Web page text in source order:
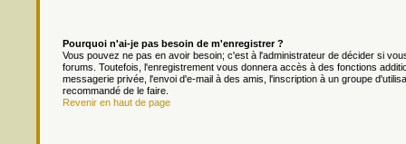
Pourquoi n'ai-je pas besoin de m'enregistrer ?
Vous pouvez ne pas en avoir besoin; c'est à l'administrateur de décider si
forums. Toutefois, l'enregistrement vous donnera accès à des fonctions
messagerie privée, l'envoi d'e-mail à des amis, l'inscription à un groupe
recommandé de le faire.
Revenir en haut de page